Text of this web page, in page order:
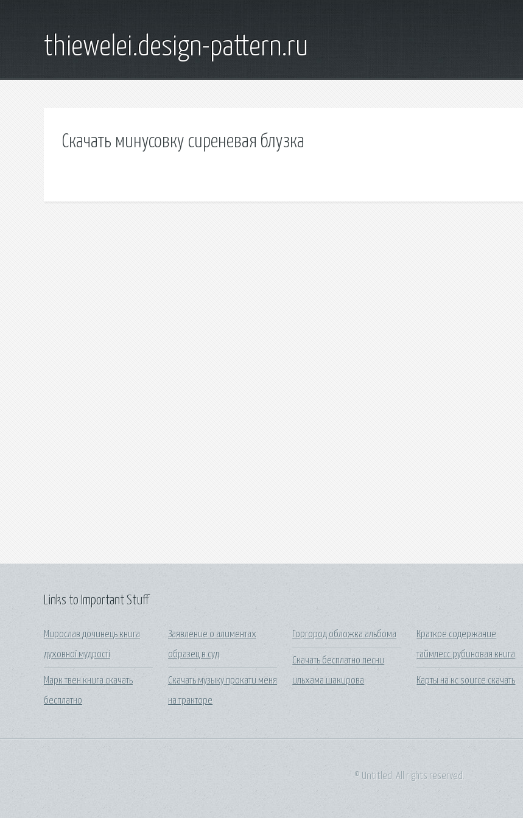
thiewelei.design-pattern.ru
Скачать минусовку сиреневая блузка
Links to Important Stuff
Мирослав дочинець книга
духовної мудрості
Марк твен книга скачать
бесплатно
Заявление о алиментах
образец в суд
Скачать музыку прокати меня
на тракторе
Горгород обложка альбома
Скачать бесплатно песни
ильхама шакирова
Краткое содержание
таймлесс рубиновая книга
Карты на кс source скачать
© Untitled. All rights reserved.